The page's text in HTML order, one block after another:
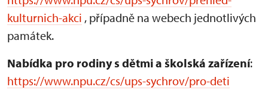
kulturnich-akci , případně na webech jednotlivých
památek.
Nabídka pro rodiny s dětmi a školská zařízení:
https://www.npu.cz/cs/ups-sychrov/pro-deti